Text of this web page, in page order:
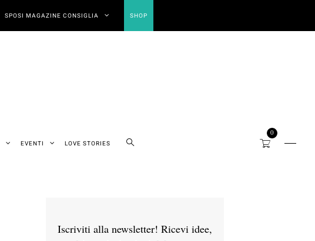
SPOSI MAGAZINE CONSIGLIA SHOP
EVENTI LOVE STORIES
0
Iscriviti alla newsletter! Ricevi idee,